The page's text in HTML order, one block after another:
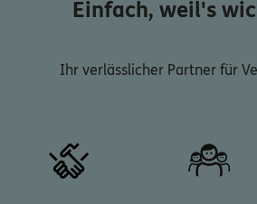
Einfach, weil's
Ihr verlässlicher Partner für